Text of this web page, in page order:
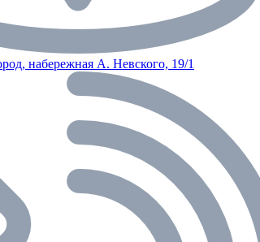
набережная А. Невского, 19/1